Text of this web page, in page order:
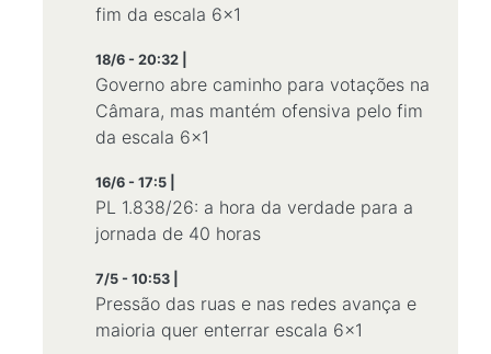
fim da escala 6×1
18/6 - 20:32 |
Governo abre caminho para votações na
Câmara, mas mantém ofensiva pelo fim
da escala 6×1
16/6 - 17:5 |
PL 1.838/26: a hora da verdade para a
jornada de 40 horas
7/5 - 10:53 |
Pressão das ruas e nas redes avança e
maioria quer enterrar escala 6×1